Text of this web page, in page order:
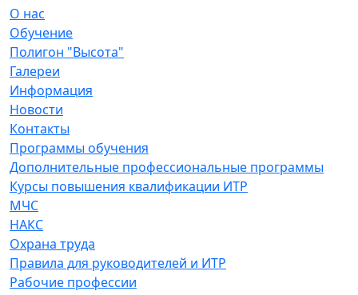
О нас
Обучение
Полигон "Высота"
Галереи
Информация
Новости
Контакты
Программы обучения
Дополнительные профессиональные программы
Курсы повышения квалификации ИТР
МЧС
НАКС
Охрана труда
Правила для руководителей и ИТР
Рабочие профессии